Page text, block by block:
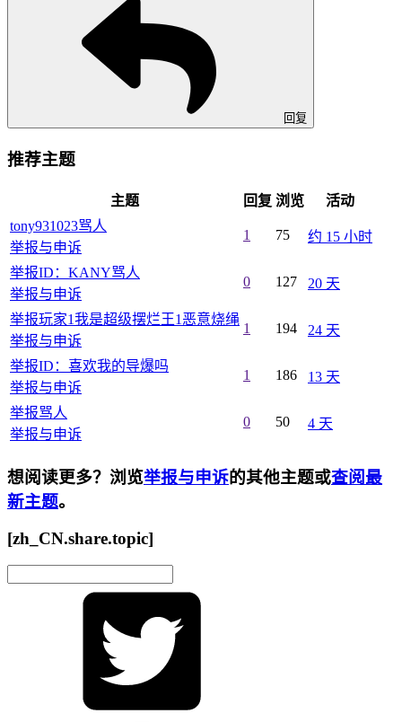
回复
推荐主题
主题 回复 浏览
活动
tony931023骂人
举报与申诉
1 75 约 15 小时
举报ID：KANY骂人
举报与申诉
0 127 20 天
举报玩家1我是超级摆烂王1恶意烧绳
举报与申诉
1 194 24 天
举报ID：喜欢我的导爆吗
举报与申诉
1 186 13 天
举报骂人
举报与申诉
0 50 4 天
想阅读更多？浏览举报与申诉的其他主题或查阅最
新主题。
[zh_CN.share.topic]